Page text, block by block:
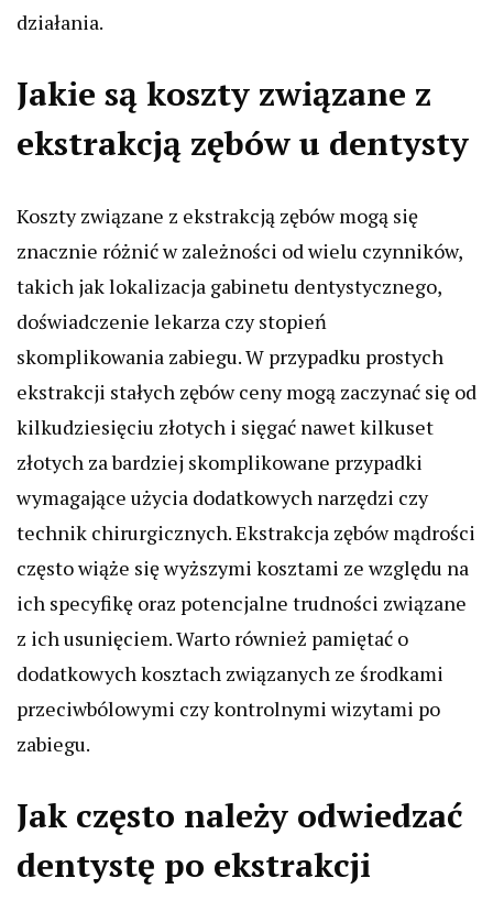
działania.
Jakie są koszty związane z
ekstrakcją zębów u dentysty
Koszty związane z ekstrakcją zębów mogą się
znacznie różnić w zależności od wielu czynników,
takich jak lokalizacja gabinetu dentystycznego,
doświadczenie lekarza czy stopień
skomplikowania zabiegu. W przypadku prostych
ekstrakcji stałych zębów ceny mogą zaczynać się od
kilkudziesięciu złotych i sięgać nawet kilkuset
złotych za bardziej skomplikowane przypadki
wymagające użycia dodatkowych narzędzi czy
technik chirurgicznych. Ekstrakcja zębów mądrości
często wiąże się wyższymi kosztami ze względu na
ich specyfikę oraz potencjalne trudności związane
z ich usunięciem. Warto również pamiętać o
dodatkowych kosztach związanych ze środkami
przeciwbólowymi czy kontrolnymi wizytami po
zabiegu.
Jak często należy odwiedzać
dentystę po ekstrakcji